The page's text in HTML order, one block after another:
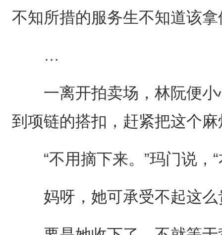
不知所措的服务生不知道该
…
一离开拍卖场，林阮便小
到项链的搭扣，赶紧把这个
“不用摘下来。”玛门说，“
妈呀，她可承受不起这么